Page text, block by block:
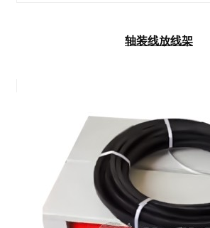
轴装线放线架